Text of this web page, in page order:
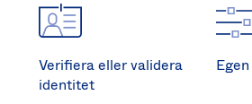
Verifiera eller validera
identitet